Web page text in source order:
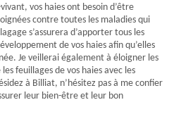
vos haies ont besoin d’être
contre toutes les maladies qui
s’assurera d’apporter tous les
de vos haies afin qu’elles
Je veillerai également à éloigner les
feuillages de vos haies avec les
à Billiat, n’hésitez pas à me confier
leur bien-être et leur bon